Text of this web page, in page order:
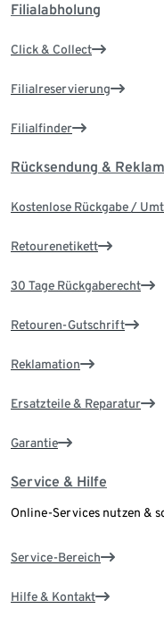
Filialabholung
Click & Collect
Filialreservierung
Filialfinder
Rücksendung &
Kostenlose Rückgabe /
Retourenetikett
30 Tage Rückgaberecht
Retouren-Gutschrift
Reklamation
Ersatzteile & Reparatur
Garantie
Service & Hilfe
Online-Services nutzen &
Service-Bereich
Hilfe & Kontakt